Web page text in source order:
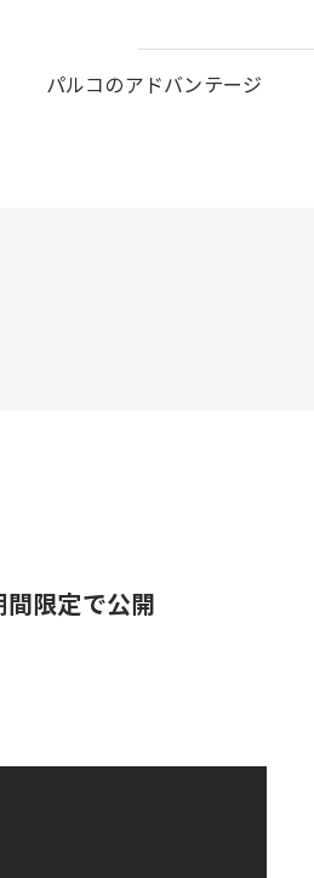
被災地の一日も早い復旧を、心よ
パルコのアドバンテージ
限定で公開